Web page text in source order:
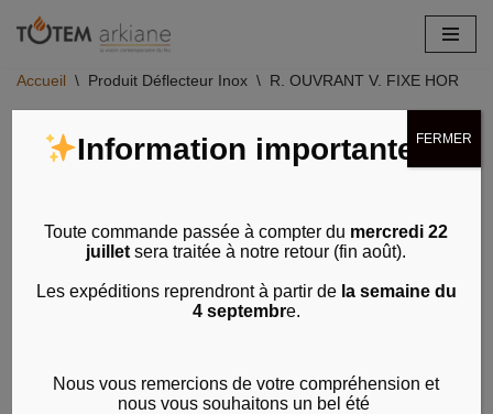
au
Accueil \ Produit Déflecteur Inox \ R. OUVRANT V. FIXE
Information importante
Toute commande passée à compter du mercredi 22
juillet sera traitée à notre retour (fin août).
Les expéditions reprendront à partir de la semaine du
4 septembre.
Nous vous remercions de votre compréhension et
nous vous souhaitons un bel été
FERMER